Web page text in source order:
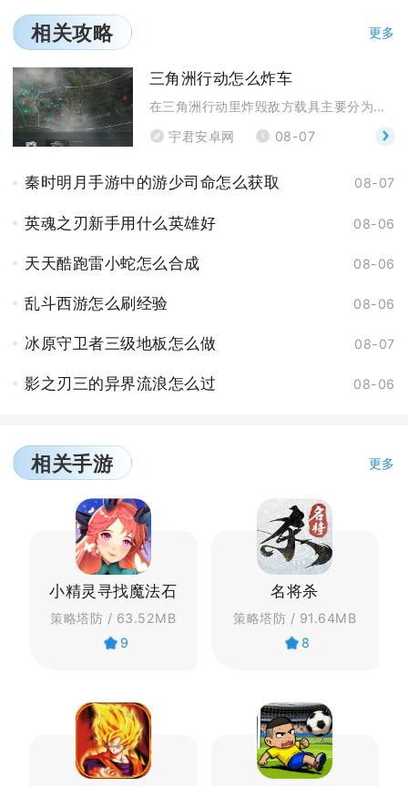
相关攻略 更多
三角洲行动怎么炸车
在三角洲行动里炸毁敌方载具主要分为远程重武器打击、
宇君安卓网
08-07
秦时明月手游中的游少司命怎么获取 08-07
英魂之刃新手用什么英雄好 08-06
天天酷跑雷小蛇怎么合成 08-06
乱斗西游怎么刷经验 08-06
冰原守卫者三级地板怎么做 08-07
影之刃三的异界流浪怎么过 08-06
相关手游 更多
小精灵寻找魔法石
策略塔防 / 63.52MB
9
名将杀
策略塔防 / 91.64MB
8